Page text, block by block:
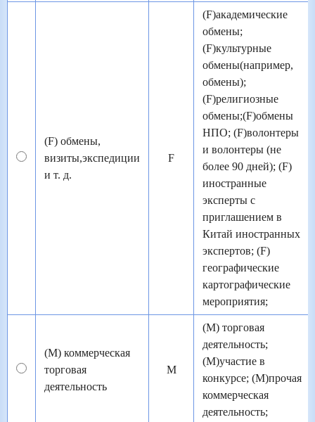
(F) обмены,
визиты,экспедиции
и т. д.
F
(F)академические
обмены;
(F)культурные
обмены(например,
обмены);
(F)религиозные
обмены;(F)обмены
НПО; (F)волонтеры
и волонтеры (не
более 90 дней); (F)
иностранные
эксперты с
приглашением в
Китай иностранных
экспертов; (F)
географические
картографические
мероприятия;
(М) коммерческая
торговая
деятельность
M
(М) торговая
деятельность;
(М)участие в
конкурсе; (М)прочая
коммерческая
деятельность;